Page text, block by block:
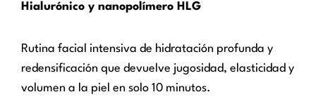
Hialurónico y nanopolímero HLG
Rutina facial intensiva de hidratación profunda y
redensificación que devuelve jugosidad, elasticidad y
volumen a la piel en solo 10 minutos.